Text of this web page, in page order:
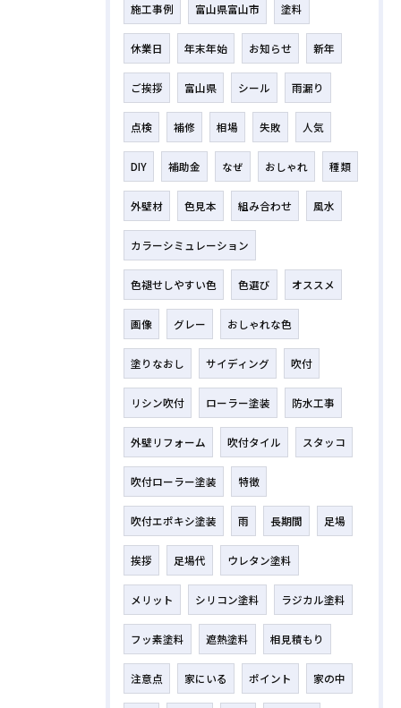
施工事例 富山県富山市 塗料
休業日 年末年始 お知らせ 新年
ご挨拶 富山県 シール 雨漏り
点検 補修 相場 失敗 人気
DIY 補助金 なぜ おしゃれ 種類
外壁材 色見本 組み合わせ 風水
カラーシミュレーション
色褪せしやすい色 色選び オススメ
画像 グレー おしゃれな色
塗りなおし サイディング 吹付
リシン吹付 ローラー塗装 防水工事
外壁リフォーム 吹付タイル スタッコ
吹付ローラー塗装 特徴
吹付エポキシ塗装 雨 長期間 足場
挨拶 足場代 ウレタン塗料
メリット シリコン塗料 ラジカル塗料
フッ素塗料 遮熱塗料 相見積もり
注意点 家にいる ポイント 家の中